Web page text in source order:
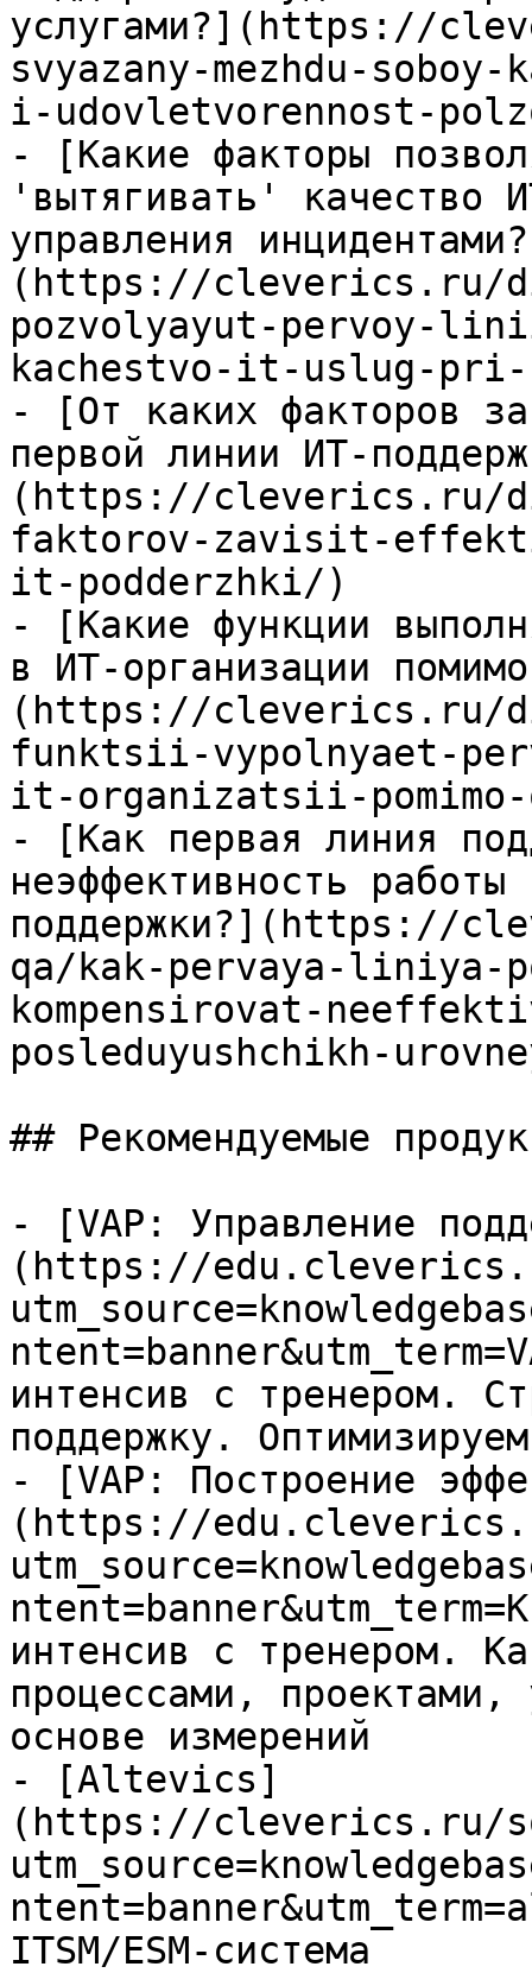
услугами?](https://
svyazany-mezhdu-
i-udovletvorennost-
- [Какие факторы
'вытягивать' качество
управления
(https://cleverics.ru/
pozvolyayut-pervoy-
kachestvo-it-uslug-pri-
- [От каких факторов
первой линии ИТ-
(https://cleverics.ru/
faktorov-zavisit-
it-podderzhki/)
- [Какие функции
в ИТ-организации
(https://cleverics.ru/
funktsii-vypolnyaet-
it-organizatsii-pomimo-
- [Как первая линия
неэффективность
поддержки?](https://
qa/kak-pervaya-liniya-
kompensirovat-
posleduyushchikh-
## Рекомендуемые
- [VAP: Управление
(https://
интенсив с тренером.
поддержку.
- [VAP: Построение
(https://
интенсив с тренером.
процессами, проектами,
основе измерений
- [Altevics]
(https://cleverics.ru/
ITSM/ESM-система